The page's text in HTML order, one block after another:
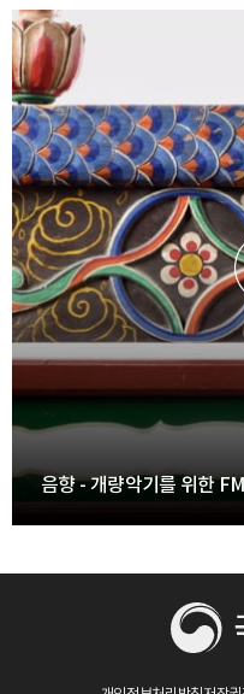
음향 - 개량악기를 위한